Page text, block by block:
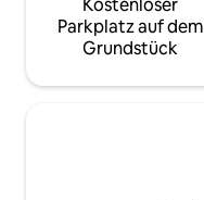
Kostenloser
Parkplatz auf dem
Grundstück